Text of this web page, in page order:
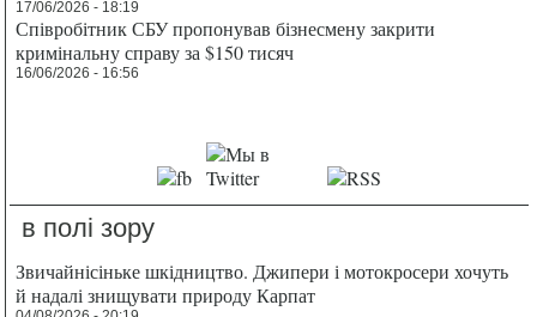
17/06/2026 - 18:19
Співробітник СБУ пропонував бізнесмену закрити
кримінальну справу за $150 тисяч
16/06/2026 - 16:56
в полі зору
Звичайнісіньке шкідництво. Джипери і мотокросери хочуть
й надалі знищувати природу Карпат